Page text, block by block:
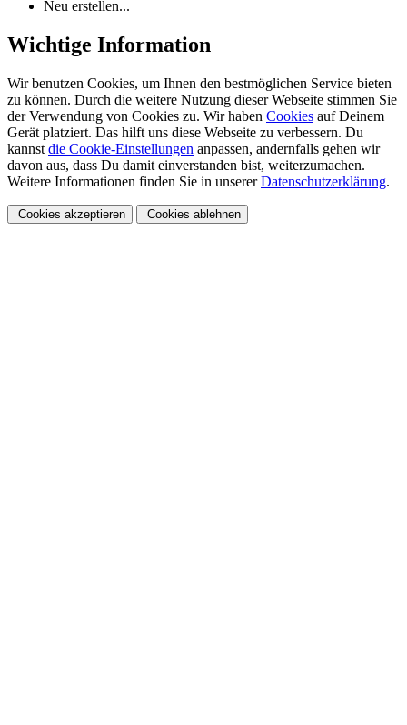
Neu erstellen...
Wichtige Information
Wir benutzen Cookies, um Ihnen den bestmöglichen Service bieten
zu können. Durch die weitere Nutzung dieser Webseite stimmen Sie
der Verwendung von Cookies zu. Wir haben Cookies auf Deinem
Gerät platziert. Das hilft uns diese Webseite zu verbessern. Du
kannst die Cookie-Einstellungen anpassen, andernfalls gehen wir
davon aus, dass Du damit einverstanden bist, weiterzumachen.
Weitere Informationen finden Sie in unsererDatenschutzerklärung.
Cookies akzeptieren Cookies ablehnen